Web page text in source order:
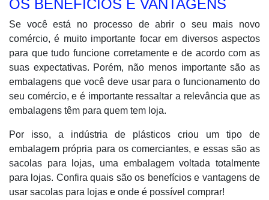
OS BENEFÍCIOS E VANTAGENS
Se você está no processo de abrir o seu mais novo
comércio, é muito importante focar em diversos aspectos
para que tudo funcione corretamente e de acordo com as
suas expectativas. Porém, não menos importante são as
embalagens que você deve usar para o funcionamento do
seu comércio, e é importante ressaltar a relevância que as
embalagens têm para quem tem loja.
Por isso, a indústria de plásticos criou um tipo de
embalagem própria para os comerciantes, e essas são as
sacolas para lojas, uma embalagem voltada totalmente
para lojas. Confira quais são os benefícios e vantagens de
usar sacolas para lojas e onde é possível comprar!